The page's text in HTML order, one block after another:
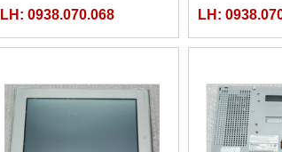
M, ( PFXGP3650TADC )
LH: 0938.070.068
M,(
LH: